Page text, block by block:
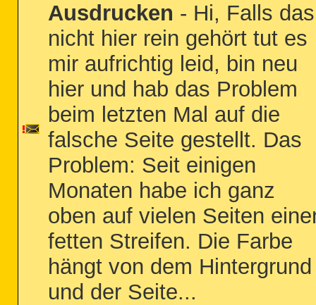
Ausdrucken - Hi, Falls das
nicht hier rein gehört tut es
mir aufrichtig leid, bin neu
hier und hab das Problem
beim letzten Mal auf die
falsche Seite gestellt. Das
Problem: Seit einigen
Monaten habe ich ganz
oben auf vielen Seiten
fetten Streifen. Die Farbe
hängt von dem Hintergrund
und der Seite...